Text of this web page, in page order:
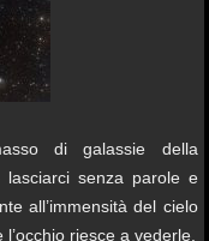
di galassie della
senza parole e
all’immensità del cielo
riesce a vederle.